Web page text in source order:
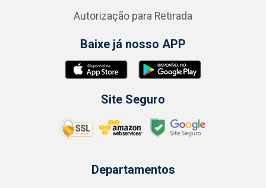
Autorização para Retirada
Baixe já nosso APP
Site Seguro
Departamentos